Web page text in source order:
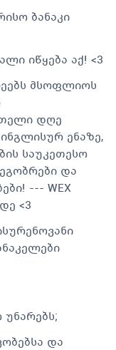
ბანაკი
იწყება აქ! <3
მსოფლიოს
დღე
ენაზე,
საუკეთესო
და
--- WEX
<3
უნარებს;
და